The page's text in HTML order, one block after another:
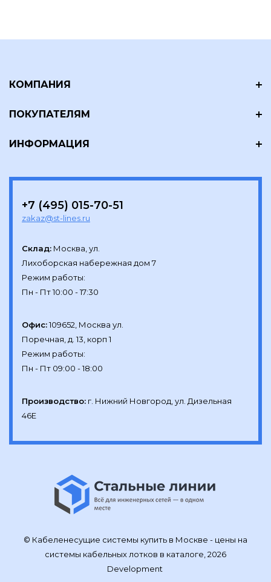
КОМПАНИЯ
ПОКУПАТЕЛЯМ
ИНФОРМАЦИЯ
+7 (495) 015-70-51
zakaz@st-lines.ru
Склад: Москва, ул.
Лихоборская набережная дом 7
Режим работы:
Офис:109652, Москва ул.
Поречная, д. 13, корп 1
Режим работы:
Производство: г. Нижний Новгород, ул. Дизельная
46Е
© Кабеленесущие системы купить в Москве - цены на
системы кабельных лотков в каталоге, 2026
Development